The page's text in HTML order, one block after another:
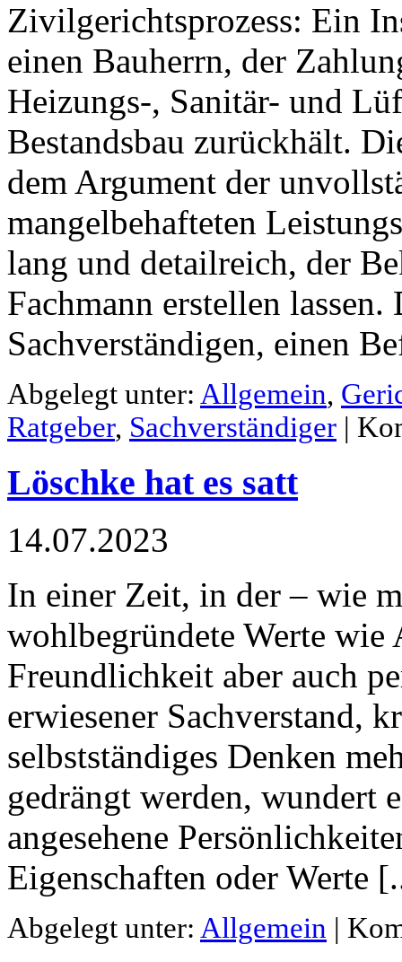
Zivilgerichtsprozess: Ein
einen Bauherrn, der
Heizungs-, Sanitär- und
Bestandsbau zurückhält.
dem Argument der
mangelbehafteten
lang und detailreich, der
Fachmann erstellen
Sachverständigen, einen
Abgelegt unter: Allgemein,
Ratgeber, Sachverständiger |
Löschke hat es satt
14.07.2023
In einer Zeit, in der – wie
wohlbegründete Werte wie
Freundlichkeit aber auch
erwiesener Sachverstand,
selbstständiges Denken
gedrängt werden, wundert
angesehene
Eigenschaften oder Werte
Abgelegt unter: Allgemein |